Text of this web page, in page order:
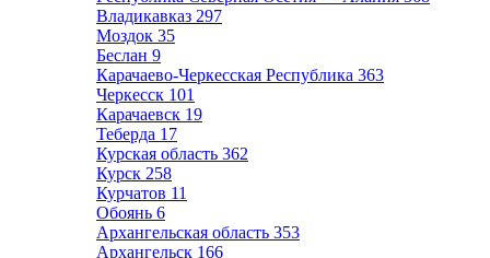
Владикавказ 297
Моздок 35
Беслан 9
Карачаево-Черкесская Республика 363
Черкесск 101
Карачаевск 19
Теберда 17
Курская область 362
Курск 258
Курчатов 11
Обоянь 6
Архангельская область 353
Архангельск 166